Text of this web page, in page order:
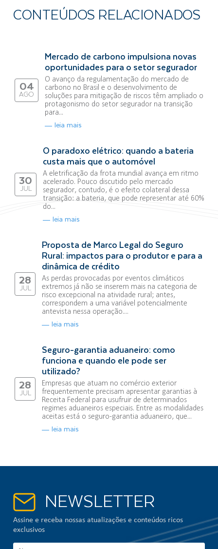
CONTEÚDOS RELACIONADOS
04
AGO
Mercado de carbono impulsiona novas
oportunidades para o setor segurador
O avanço da regulamentação do mercado de
carbono no Brasil e o desenvolvimento de
soluções para mitigação de riscos têm ampliado o
protagonismo do setor segurador na transição
para...
leia mais
30
JUL
O paradoxo elétrico: quando a bateria
custa mais que o automóvel
A eletrificação da frota mundial avança em ritmo
acelerado. Pouco discutido pelo mercado
segurador, contudo, é o efeito colateral dessa
transição: a bateria, que pode representar até 60%
do...
leia mais
28
JUL
Proposta de Marco Legal do Seguro
Rural: impactos para o produtor e para a
dinâmica de crédito
As perdas provocadas por eventos climáticos
extremos já não se inserem mais na categoria de
risco excepcional na atividade rural; antes,
correspondem a uma variável potencialmente
antevista nessa operação....
leia mais
28
JUL
Seguro-garantia aduaneiro: como
funciona e quando ele pode ser
utilizado?
Empresas que atuam no comércio exterior
frequentemente precisam apresentar garantias à
Receita Federal para usufruir de determinados
regimes aduaneiros especiais. Entre as modalidades
aceitas está o seguro-garantia aduaneiro, que...
leia mais
NEWSLETTER
Assine e receba nossas atualizações e conteúdos ricos
exclusivos